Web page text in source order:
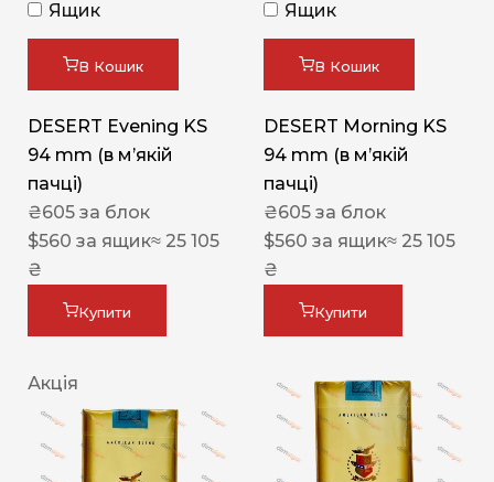
Ящик
В Кошик
DESERT Evening KS
94 mm (в мʼякій
пачці)
₴605 за блок
$560 за ящик≈ 25 105
₴
Купити
Ящик
В Кошик
DESERT Morning KS
94 mm (в мʼякій
пачці)
₴605 за блок
$560 за ящик≈ 25 105
₴
Купити
Акція